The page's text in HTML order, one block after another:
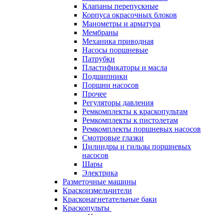
Клапаны перепускные
Корпуса окрасочных блоков
Манометры и арматура
Мембраны
Механика приводная
Насосы поршневые
Патрубки
Пластификаторы и масла
Подшипники
Поршни насосов
Прочее
Регуляторы давления
Ремкомплекты к краскопультам
Ремкомплекты к пистолетам
Ремкомплекты поршневых насосов
Смотровые глазки
Цилиндры и гильзы поршневых
насосов
Шары
Электрика
Разметочные машины
Краскоизмельчители
Красконагнетательные баки
Краскопульты